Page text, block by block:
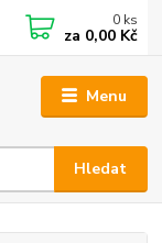
Menu
Hledat
0 ks
za 0,00 Kč